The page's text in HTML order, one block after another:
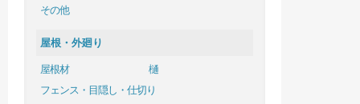
その他
屋根・外廻り
屋根材
樋
フェンス・目隠し・仕切り